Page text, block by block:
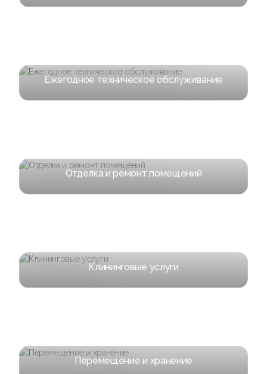
Ежегодное техническое обслуживание
Отделка и ремонт помещений
Клининговые услуги
Перемещение и хранение